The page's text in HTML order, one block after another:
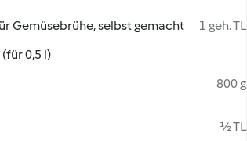
Gemüsebrühe, selbst gemacht
1 geh. TL
0,5 l)
800 g
½ TL